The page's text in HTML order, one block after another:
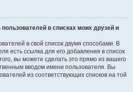
в списках моих друзей и
в свой список двумя способами. В
есть ссылка для его добавления в список
вы можете сделать это прямо из вашего
вводом имени пользователя. Вы
из соответствующих списков на той